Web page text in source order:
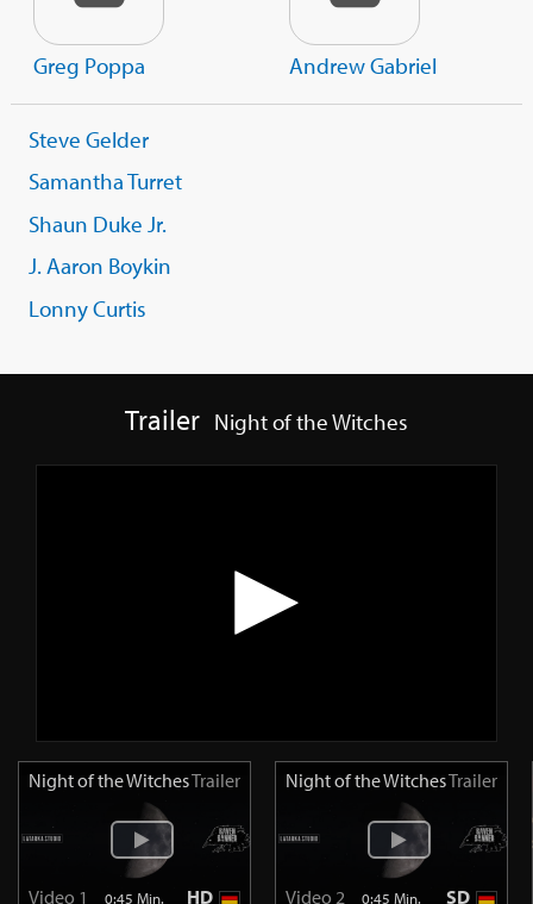
Greg Poppa Andrew Gabriel
Steve Gelder
Samantha Turret
Shaun Duke Jr.
J. Aaron Boykin
Lonny Curtis
Trailer Night of the Witches
Night of the WitchesTrailer
Video 1 0:45 Min. HD
Night of the WitchesTrailer
Video 2 0:45 Min. SD